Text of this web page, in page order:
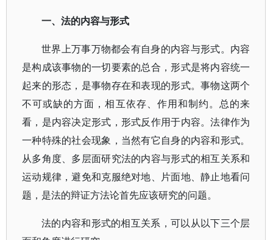
一、法的内容与形式
世界上万事万物都会有自身的内容与形式。内容
是构成该事物的一切要素的总合，形式是将内容统一
起来的形态，是事物存在和表现的形式。事物这两个
不可或缺的方面，相互依存、作用和制约。总的来
看，是内容决定形式，形式反作用于内容。法律作为
一种特殊的社会现象，当然有它自身的内容和形式。
从多角度、多层面研究法的内容与形式的相互关系和
运动规律，避免和克服绝对地、片面地、静止地看问
题，是法的辩证方法论首先应该研究的问题。
法的内容和形式的相互关系，可以从以下三个层